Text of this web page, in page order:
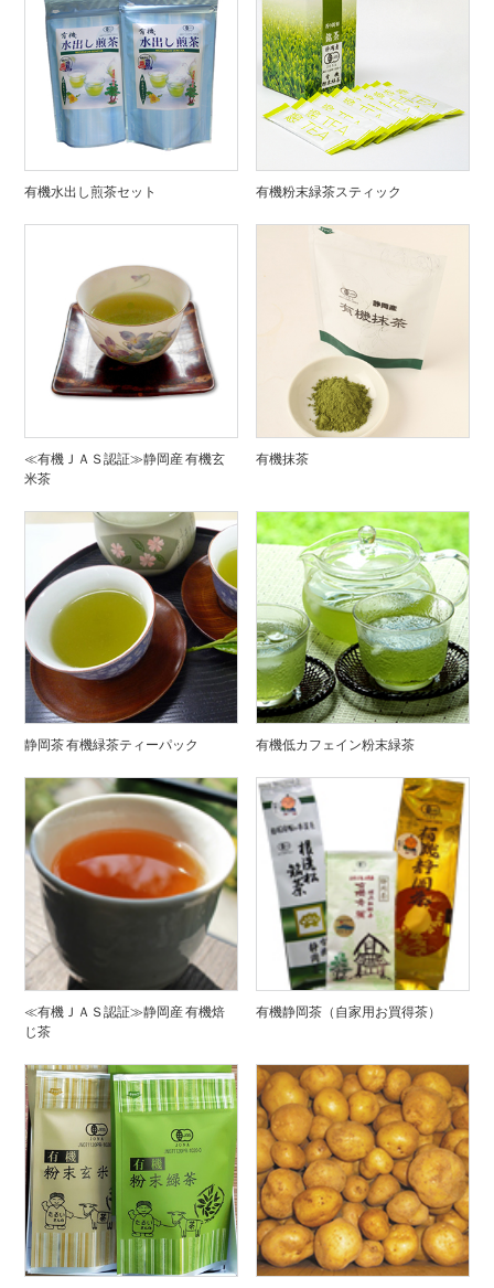
有機水出し煎茶セット 有機粉末緑茶スティック
≪有機ＪＡＳ認証≫静岡産 有機玄
米茶
有機抹茶
静岡茶 有機緑茶ティーパック 有機低カフェイン粉末緑茶
≪有機ＪＡＳ認証≫静岡産 有機焙
じ茶
有機静岡茶（自家用お買得茶）